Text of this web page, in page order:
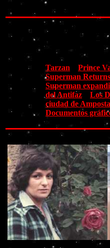
Tarzan Prince
Superman Returns
Superman
del Antifaz
Los
ciudad de
Documentos